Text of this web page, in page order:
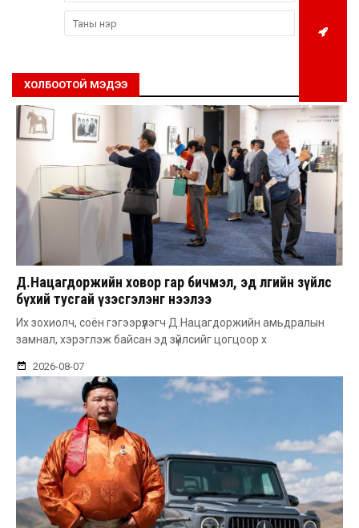
ХОЛБООТОЙ МЭДЭЭ
Д.Нацагдоржийн ховор гар бичмэл, эд өлгийн зүйлс
бүхий тусгай үзэсгэлэнг нээлээ
Их зохиолч, соён гэгээрүүлэгч Д.Нацагдоржийн амьдралын
замнал, хэрэглэж байсан эд зүйлсийг цогцоор х
2026-08-07